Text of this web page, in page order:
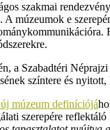
szakmai
múzeumok e
a Szabadtéri
színtere és
múzeum definíciójá
szerepére